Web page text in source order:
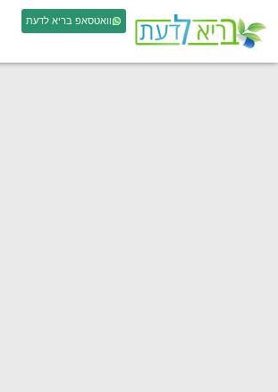
וואטסאפ בריא לדעת